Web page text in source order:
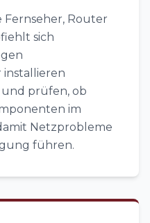
Fernseher, Router
sich
installieren
prüfen, ob
im
Netzprobleme
führen.